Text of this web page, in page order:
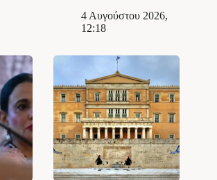
4 Αυγούστου 2026,
12:18